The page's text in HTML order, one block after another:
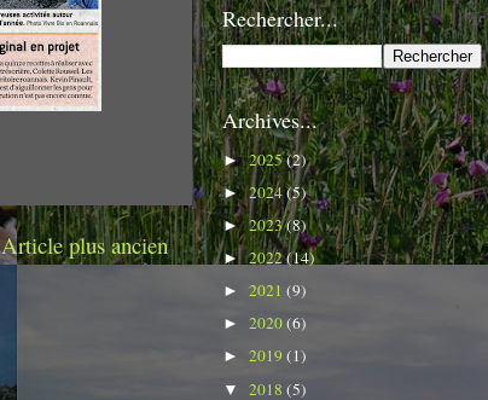
Article plus ancien
Rechercher...
Archives...
►2025(2)
► 2024(5)
► 2023(8)
►2022(14)
► 2021 (9)
► 2020(6)
► 2019 (1)
▼ 2018 (5)